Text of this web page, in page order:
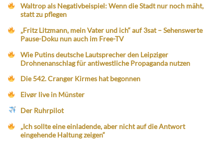
Waltrop als Negativbeispiel: Wenn die Stadt nur noch mäht,
statt zu pflegen
„Fritz Litzmann, mein Vater und ich“ auf 3sat – Sehenswerte
Pause-Doku nun auch im Free-TV
Wie Putins deutsche Lautsprecher den Leipziger
Drohnenanschlag für antiwestliche Propaganda nutzen
Die 542. Cranger Kirmes hat begonnen
Eivør live in Münster
Der Ruhrpilot
„Ich sollte eine einladende, aber nicht auf die Antwort
eingehende Haltung zeigen“